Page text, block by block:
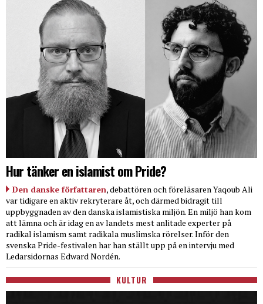
Hur tänker en islamist om Pride?
Den danske författaren, debattören och föreläsaren Yaqoub Ali
var tidigare en aktiv rekryterare åt, och därmed bidragit till
uppbyggnaden av den danska islamistiska miljön. En miljö han kom
att lämna och är idag en av landets mest anlitade experter på
radikal islamism samt radikala muslimska rörelser. Inför den
svenska Pride-festivalen har han ställt upp på en intervju med
Ledarsidornas Edward Nordén.
KULTUR